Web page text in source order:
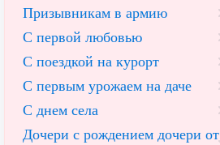
Призывникам в армию
С первой любовью
С поездкой на курорт
С первым урожаем на даче
С днем села
Дочери с рождением дочери от